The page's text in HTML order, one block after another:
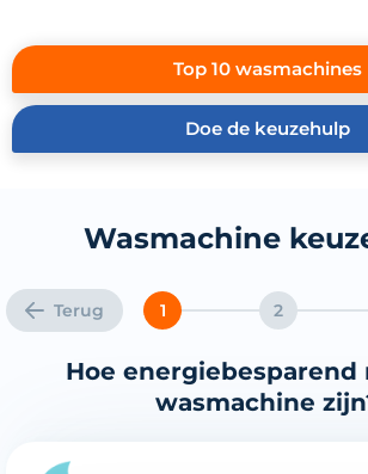
Top 10 wasmachines
Doe de keuzehulp
Wasmachine
Terug 1 2
Hoe energiebesparend
wasmachine